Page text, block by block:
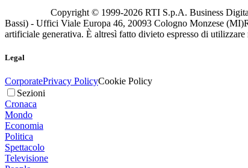
Copyright © 1999-2026 RTI S.p.A. Business
Bassi) - Uffici Viale Europa 46, 20093 Cologno Monzese (MI)
artificiale generativa. È altresì fatto divieto espresso di
Legal
CorporatePrivacy PolicyCookie Policy
Sezioni
Cronaca
Mondo
Economia
Politica
Spettacolo
Televisione